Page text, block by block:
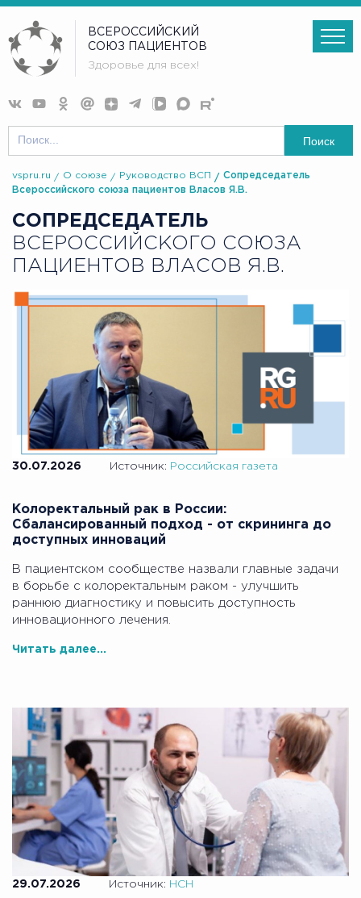
ВСЕРОССИЙСКИЙ
СОЮЗ ПАЦИЕНТОВ
Здоровье для всех!
Поиск
vspru.ru О союзе Руководство ВСП
Сопредседатель
Всероссийского союза пациентов Власов Я.В.
СОПРЕДСЕДАТЕЛЬ
ВСЕРОССИЙСКОГО СОЮЗА
ПАЦИЕНТОВ ВЛАСОВ Я.В.
30.07.2026 Источник: Российская газета
Колоректальный рак в России:
Сбалансированный подход - от скрининга до
доступных инноваций
В пациентском сообществе назвали главные задачи
в борьбе с колоректальным раком - улучшить
раннюю диагностику и повысить доступность
инновационного лечения.
Читать далее...
29.07.2026 Источник: НСН